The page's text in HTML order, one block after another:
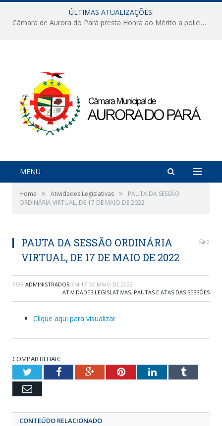
ÚLTIMAS ATUALIZAÇÕES:
Câmara de Aurora do Pará presta Honra ao Mérito a policiais militares em sessão marcada por reconhecimento e emoção
MENU
Home » Atividades Legislativas »
PAUTA DA SESSÃO
ORDINÁRIA VIRTUAL, DE 17 DE MAIO DE 2022
PAUTA DA SESSÃO ORDINÁRIA
VIRTUAL, DE 17 DE MAIO DE 2022
0
POR ADMINISTRADOR EM 17 DE MAIO DE 2022
ATIVIDADES LEGISLATIVAS, PAUTAS E ATAS DAS SESSÕES
Clique aqui para visualizar
COMPARTILHAR:
TwitterFacebookGoogle+PinterestLinkedInTumblr
Email
CONTEÚDO RELACIONADO